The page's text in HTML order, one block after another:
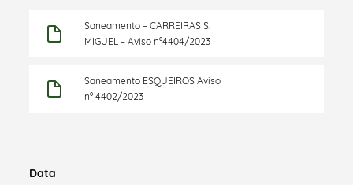
Saneamento – CARREIRAS S.
MIGUEL – Aviso nº4404/2023
Saneamento ESQUEIROS Aviso
nº 4402/2023
Data